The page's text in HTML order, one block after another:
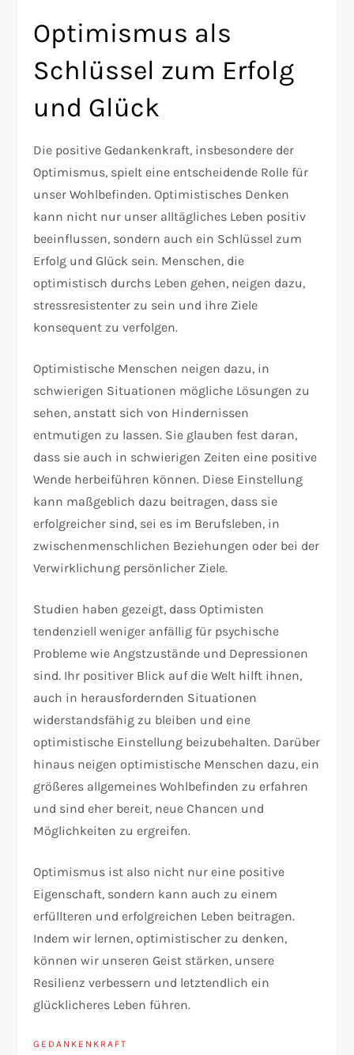
Optimismus als
Schlüssel zum Erfolg
und Glück
Die positive Gedankenkraft, insbesondere der
Optimismus, spielt eine entscheidende Rolle für
unser Wohlbefinden. Optimistisches Denken
kann nicht nur unser alltägliches Leben positiv
beeinflussen, sondern auch ein Schlüssel zum
Erfolg und Glück sein. Menschen, die
optimistisch durchs Leben gehen, neigen dazu,
stressresistenter zu sein und ihre Ziele
konsequent zu verfolgen.
Optimistische Menschen neigen dazu, in
schwierigen Situationen mögliche Lösungen zu
sehen, anstatt sich von Hindernissen
entmutigen zu lassen. Sie glauben fest daran,
dass sie auch in schwierigen Zeiten eine positive
Wende herbeiführen können. Diese Einstellung
kann maßgeblich dazu beitragen, dass sie
erfolgreicher sind, sei es im Berufsleben, in
zwischenmenschlichen Beziehungen oder bei der
Verwirklichung persönlicher Ziele.
Studien haben gezeigt, dass Optimisten
tendenziell weniger anfällig für psychische
Probleme wie Angstzustände und Depressionen
sind. Ihr positiver Blick auf die Welt hilft ihnen,
auch in herausfordernden Situationen
widerstandsfähig zu bleiben und eine
optimistische Einstellung beizubehalten. Darüber
hinaus neigen optimistische Menschen dazu, ein
größeres allgemeines Wohlbefinden zu erfahren
und sind eher bereit, neue Chancen und
Möglichkeiten zu ergreifen.
Optimismus ist also nicht nur eine positive
Eigenschaft, sondern kann auch zu einem
erfüllteren und erfolgreichen Leben beitragen.
Indem wir lernen, optimistischer zu denken,
können wir unseren Geist stärken, unsere
Resilienz verbessern und letztendlich ein
glücklicheres Leben führen.
GEDANKENKRAFT